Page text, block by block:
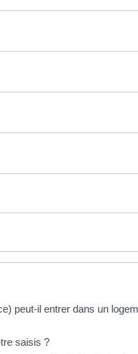
peut-il entrer dans un
saisis ?